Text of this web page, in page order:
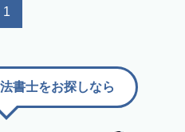
1
書士をお探しなら